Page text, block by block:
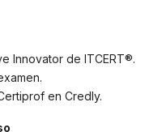
Innovator de ITCERT®.
en Credly.